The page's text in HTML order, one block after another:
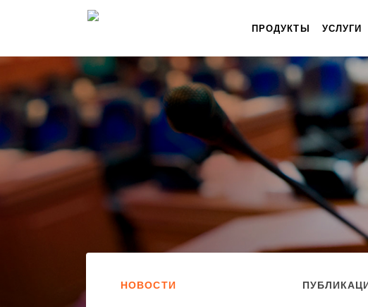
ПРОДУКТЫ УСЛУГИ
НОВОСТИ